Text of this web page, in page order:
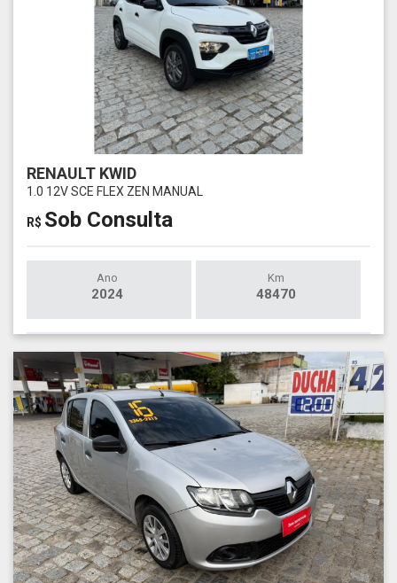
RENAULT KWID
1.0 12V SCE FLEX ZEN MANUAL
R$ Sob Consulta
Ano
2024
Km
48470